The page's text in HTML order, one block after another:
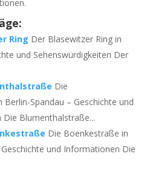
Ring Der Blasewitzer Ring in
und Sehenswürdigkeiten Der
Die
Spandau – Geschichte und
Die Blumenthalstraße...
Die Boenkestraße in
und Informationen Die